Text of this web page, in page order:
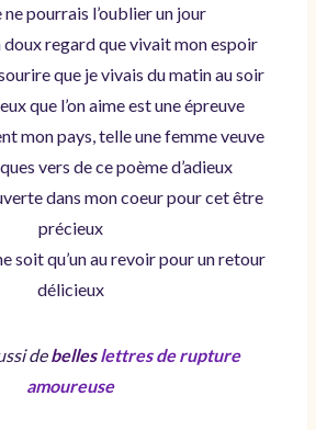
ne pourrais l’oublier un jour
doux regard que vivait mon espoir
que je vivais du matin au soir
que l’on aime est une épreuve
mon pays, telle une femme veuve
vers de ce poème d’adieux
dans mon coeur pour cet être
précieux
soit qu’un au revoir pour un retour
délicieux
debelleslettres de rupture
amoureuse